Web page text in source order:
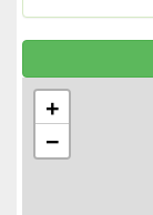
+
−